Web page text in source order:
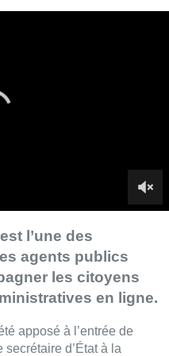
apposé à l’entrée de
d’État à la
pour les aider à entamer
une formation certifiante
nécessaires pour aider
d’accélérer sa
tous ses services publics.